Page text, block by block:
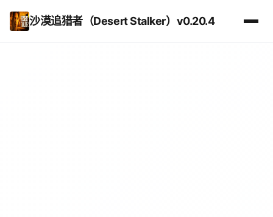
沙漠追猎者（Desert Stalker）v0.20.4